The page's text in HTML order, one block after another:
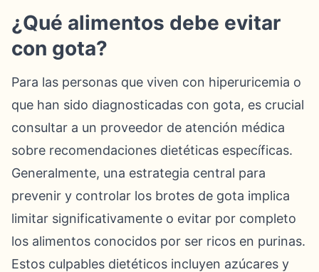
¿Qué alimentos debe evitar
con gota?
Para las personas que viven con hiperuricemia o
que han sido diagnosticadas con gota, es crucial
consultar a un proveedor de atención médica
sobre recomendaciones dietéticas específicas.
Generalmente, una estrategia central para
prevenir y controlar los brotes de gota implica
limitar significativamente o evitar por completo
los alimentos conocidos por ser ricos en purinas.
Estos culpables dietéticos incluyen azúcares y